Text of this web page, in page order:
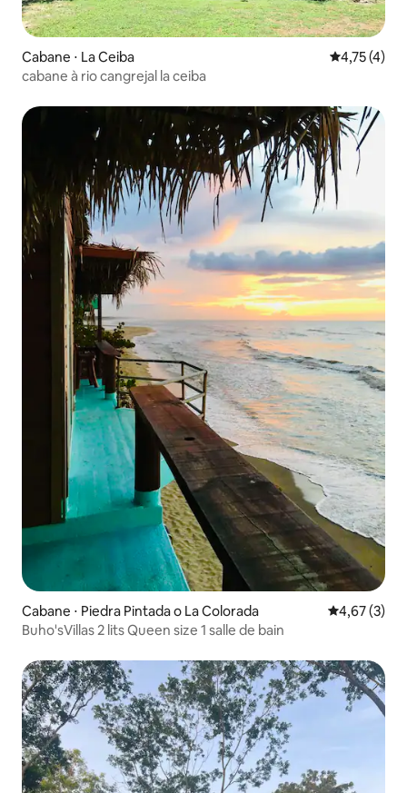
Cabane ⋅ La Ceiba Évaluation
4,75 (4)
cabane à rio cangrejal la ceiba
Cabane ⋅ Piedra Pintada o La Colorada Évaluation
4,67 (3)
Buho'sVillas 2 lits Queen size 1 salle de bain